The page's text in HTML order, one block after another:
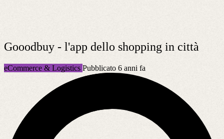
Gooodbuy - l'app dello shopping in città
eCommerce & Logistics Pubblicato 6 anni fa